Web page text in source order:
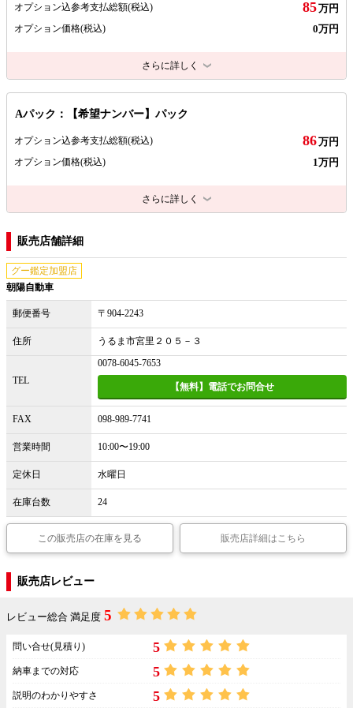
オプション込参考支払総額(税込) 85万円
オプション価格(税込) 0万円
さらに詳しく
Aパック：【希望ナンバー】パック
オプション込参考支払総額(税込) 86万円
オプション価格(税込) 1万円
さらに詳しく
販売店舗詳細
グー鑑定加盟店
朝陽自動車
郵便番号 〒904-2243
住所 うるま市宮里２０５－３
TEL
0078-6045-7653
【無料】電話でお問合せ
FAX 098-989-7741
営業時間 10:00〜19:00
定休日 水曜日
在庫台数 24
この販売店の在庫を見る 販売店詳細はこちら
販売店レビュー
レビュー総合 満足度 5
問い合せ(見積り) 5
納車までの対応 5
説明のわかりやすさ 5